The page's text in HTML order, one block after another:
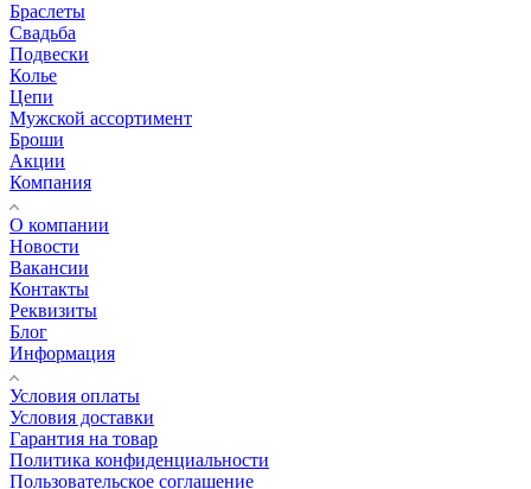
Браслеты
Свадьба
Подвески
Колье
Цепи
Мужской ассортимент
Броши
Акции
Компания
О компании
Новости
Вакансии
Контакты
Реквизиты
Блог
Информация
Условия оплаты
Условия доставки
Гарантия на товар
Политика конфиденциальности
Пользовательское соглашение